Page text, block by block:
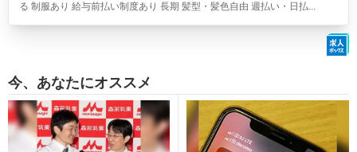
る 制服あり 給与前払い制度あり 長期 髪型・髪色自由 週払い・日払...
今、あなたにオススメ